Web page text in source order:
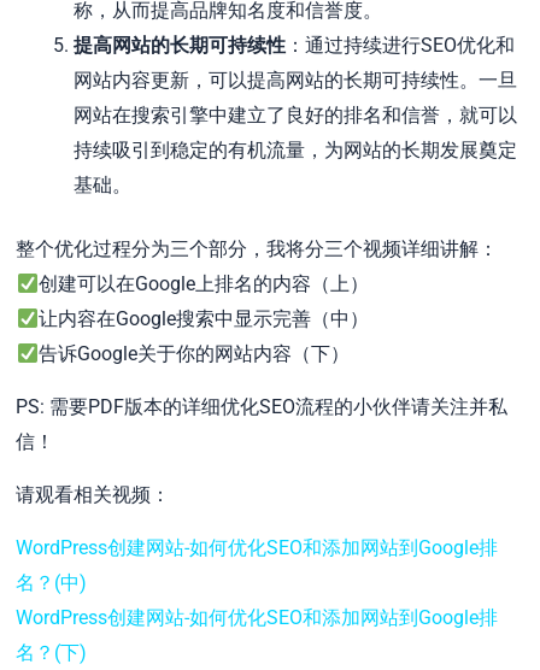
称，从而提高品牌知名度和信誉度。
提高网站的长期可持续性 ：通过持续进行SEO优化和
网站内容更新，可以提高网站的长期可持续性。一旦
网站在搜索引擎中建立了良好的排名和信誉，就可以
持续吸引到稳定的有机流量，为网站的长期发展奠定
基础。
整个优化过程分为三个部分，我将分三个视频详细讲解：
创建可以在Google上排名的内容（上）
让内容在Google搜索中显示完善（中）
告诉Google关于你的网站内容（下）
PS: 需要PDF版本的详细优化SEO流程的小伙伴请关注并私
信！
请观看相关视频：
WordPress创建网站-如何优化SEO和添加网站到Google排
名？(中)
WordPress创建网站-如何优化SEO和添加网站到Google排
名？(下)